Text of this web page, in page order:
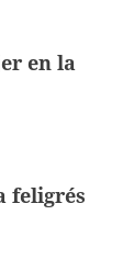
en la
feligrés